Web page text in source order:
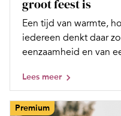
groot feest is
Een tijd van warmte,
iedereen denkt daar
eenzaamheid en van
Lees meer
Premium